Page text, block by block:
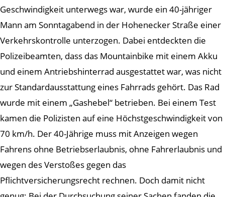
Geschwindigkeit unterwegs war, wurde ein 40-jähriger
Mann am Sonntagabend in der Hohenecker Straße einer
Verkehrskontrolle unterzogen. Dabei entdeckten die
Polizeibeamten, dass das Mountainbike mit einem Akku
und einem Antriebshinterrad ausgestattet war, was nicht
zur Standardausstattung eines Fahrrads gehört. Das Rad
wurde mit einem „Gashebel“ betrieben. Bei einem Test
kamen die Polizisten auf eine Höchstgeschwindigkeit von
70 km/h. Der 40-Jährige muss mit Anzeigen wegen
Fahrens ohne Betriebserlaubnis, ohne Fahrerlaubnis und
wegen des Verstoßes gegen das
Pflichtversicherungsrecht rechnen. Doch damit nicht